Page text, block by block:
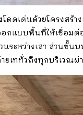
ดดเด่นด้วยโครงสร้า
กแบบพื้นที่ให้เชื่อมต่
ระหว่างเสา ส่วนชั้
ยเททั่วถึงทุกบริเว